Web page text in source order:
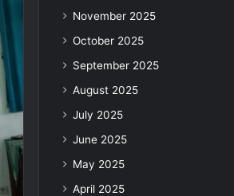
November 2025
October 2025
September 2025
August 2025
July 2025
June 2025
May 2025
April 2025